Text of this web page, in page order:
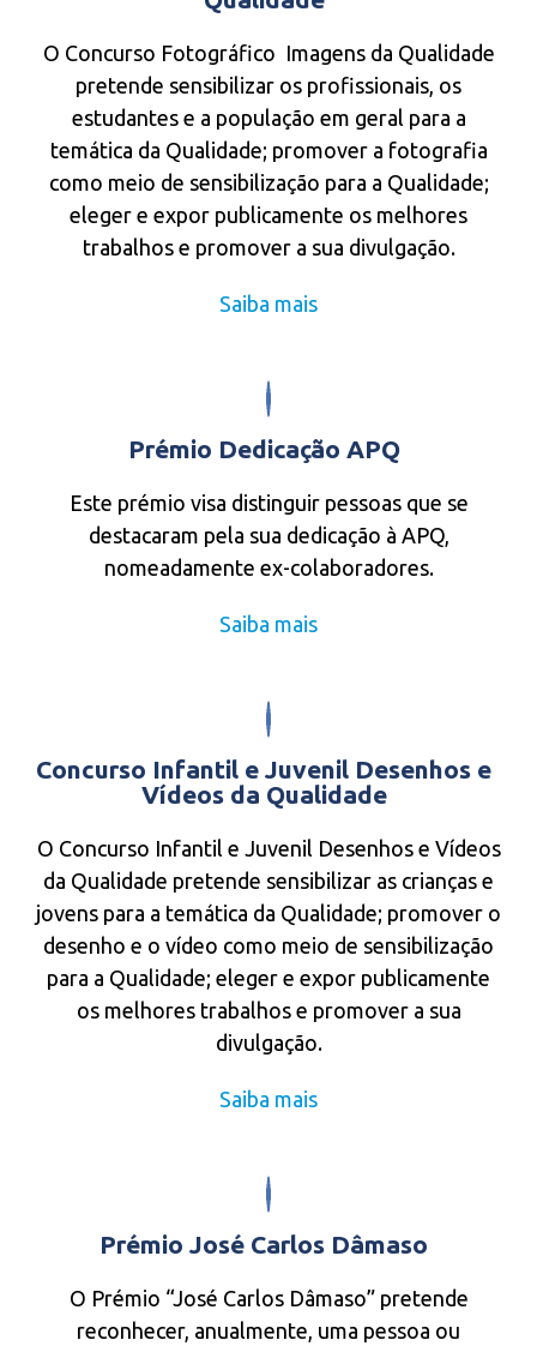
O Concurso Fotográfico Imagens da Qualidade
pretende sensibilizar os profissionais, os
estudantes e a população em geral para a
temática da Qualidade; promover a fotografia
como meio de sensibilização para a Qualidade;
eleger e expor publicamente os melhores
trabalhos e promover a sua divulgação.
Saiba mais
Prémio Dedicação APQ
Este prémio visa distinguir pessoas que se
destacaram pela sua dedicação à APQ,
nomeadamente ex-colaboradores.
Saiba mais
Concurso Infantil e Juvenil Desenhos e
Vídeos da Qualidade
O Concurso Infantil e Juvenil Desenhos e Vídeos
da Qualidade pretende sensibilizar as crianças e
jovens para a temática da Qualidade; promover o
desenho e o vídeo como meio de sensibilização
para a Qualidade; eleger e expor publicamente
os melhores trabalhos e promover a sua
divulgação.
Saiba mais
Prémio José Carlos Dâmaso
O Prémio “José Carlos Dâmaso” pretende
reconhecer, anualmente, uma pessoa ou